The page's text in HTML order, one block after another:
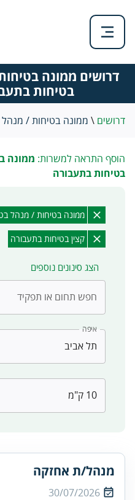
דרושים ממונה
בטיחות
דרושים \ ממונה בטיחות /
הוסף התראה למשרות: ממונה
בטיחות בתעבורה
ממונה בטיחות / מנהל
קצין בטיחות בתעבורה
הצג סינונים נוספים
חפש תחום או תפקיד
איפה
מנהל/ת אחזקה
30/07/2026